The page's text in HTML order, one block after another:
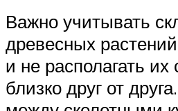
Важно учитывать
древесных
и не располагать
близко друг от